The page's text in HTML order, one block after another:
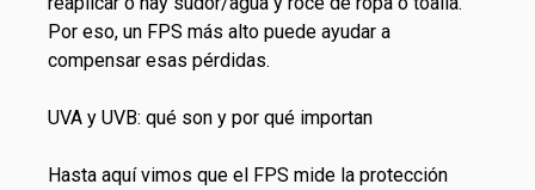
Por eso, un FPS más alto puede ayudar a
compensar esas pérdidas.
UVA y UVB: qué son y por qué importan
Hasta aquí vimos que el FPS mide la protección